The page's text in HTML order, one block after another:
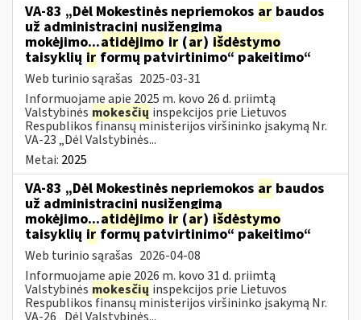
VA-83 „Dėl Mokestinės nepriemokos ar baudos
už administracinį nusižengimą
mokėjimo...atidėjimo ir (ar) išdėstymo
taisyklių ir formų patvirtinimo“ pakeitimo“
Web turinio sąrašas 2025-03-31
Informuojame apie 2025 m. kovo 26 d. priimtą
Valstybinės mokesčių inspekcijos prie Lietuvos
Respublikos finansų ministerijos viršininko įsakymą Nr.
VA-23 „Dėl Valstybinės...
Metai: 2025
VA-83 „Dėl Mokestinės nepriemokos ar baudos
už administracinį nusižengimą
mokėjimo...atidėjimo ir (ar) išdėstymo
taisyklių ir formų patvirtinimo“ pakeitimo“
Web turinio sąrašas 2026-04-08
Informuojame apie 2026 m. kovo 31 d. priimtą
Valstybinės mokesčių inspekcijos prie Lietuvos
Respublikos finansų ministerijos viršininko įsakymą Nr.
VA-26 „Dėl Valstybinės...